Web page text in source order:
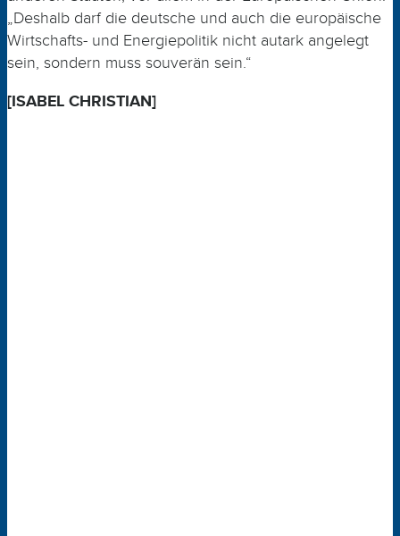
„Deshalb darf die deutsche und auch die europäische
Wirtschafts- und Energiepolitik nicht autark angelegt
sein, sondern muss souverän sein.“
[ISABEL CHRISTIAN]